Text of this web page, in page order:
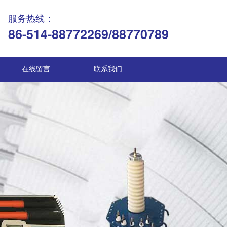
服务热线：
86-514-88772269/88770789
在线留言 联系我们